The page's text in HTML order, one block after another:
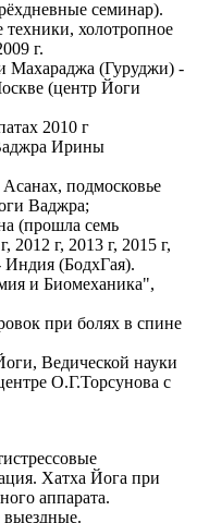
семинар).
холотропное
г.
Махараджа (Гуруджи) -
(центр Йоги
2010 г
Ирины
подмосковье
Ваджра;
(прошла семь
2012 г, 2013 г, 2015 г,
Индия (БодхГая).
и Биомеханика",
при болях в спине
Ведической науки
О.Г.Торсунова с
Хатха Йога при
аппарата.